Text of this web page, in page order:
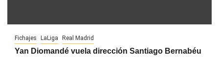
Fichajes LaLiga Real Madrid
Yan Diomandé vuela dirección Santiago Bernabéu